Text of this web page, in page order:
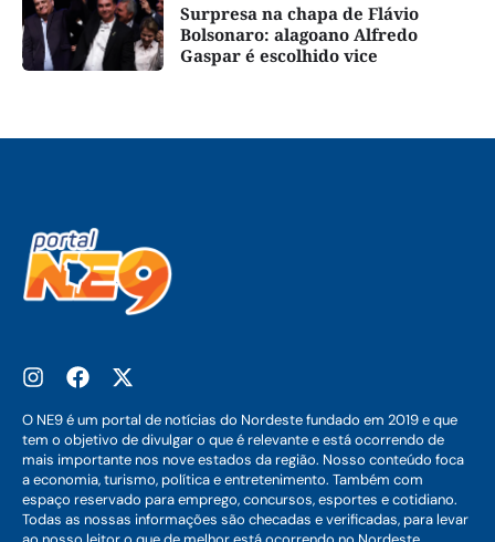
Surpresa na chapa de Flávio
Bolsonaro: alagoano Alfredo
Gaspar é escolhido vice
O NE9 é um portal de notícias do Nordeste fundado em 2019 e que
tem o objetivo de divulgar o que é relevante e está ocorrendo de
mais importante nos nove estados da região. Nosso conteúdo foca
a economia, turismo, política e entretenimento. Também com
espaço reservado para emprego, concursos, esportes e cotidiano.
Todas as nossas informações são checadas e verificadas, para levar